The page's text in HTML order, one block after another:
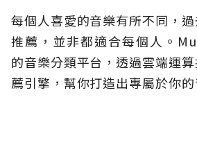
每個人喜愛的音樂有所不同，
推薦，並非都適合每個人。
的音樂分類平台，透過雲端運
薦引擎，幫你打造出專屬於你的